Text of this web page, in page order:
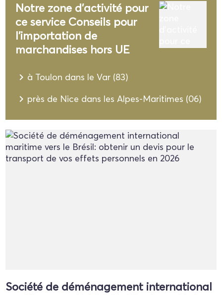
Notre zone d'activité pour
ce service Conseils pour
l'importation de
marchandises hors UE
navigate_next à Toulon dans le Var (83)
navigate_next près de Nice dans les Alpes-Maritimes (06)
Société de déménagement international